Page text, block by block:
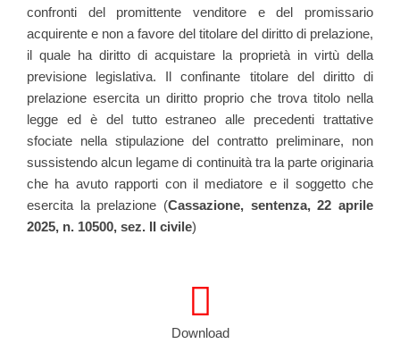
confronti del promittente venditore e del promissario
acquirente e non a favore del titolare del diritto di prelazione,
il quale ha diritto di acquistare la proprietà in virtù della
previsione legislativa. Il confinante titolare del diritto di
prelazione esercita un diritto proprio che trova titolo nella
legge ed è del tutto estraneo alle precedenti trattative
sfociate nella stipulazione del contratto preliminare, non
sussistendo alcun legame di continuità tra la parte originaria
che ha avuto rapporti con il mediatore e il soggetto che
esercita la prelazione (Cassazione, sentenza, 22 aprile
2025, n. 10500, sez. II civile)
Download